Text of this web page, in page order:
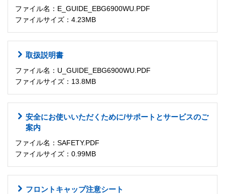
ファイル名：E_GUIDE_EBG6900WU.PDF
ファイルサイズ：4.23MB
取扱説明書
ファイル名：U_GUIDE_EBG6900WU.PDF
ファイルサイズ：13.8MB
安全にお使いいただくために/サポートとサービスのご
案内
ファイル名：SAFETY.PDF
ファイルサイズ：0.99MB
フロントキャップ注意シート